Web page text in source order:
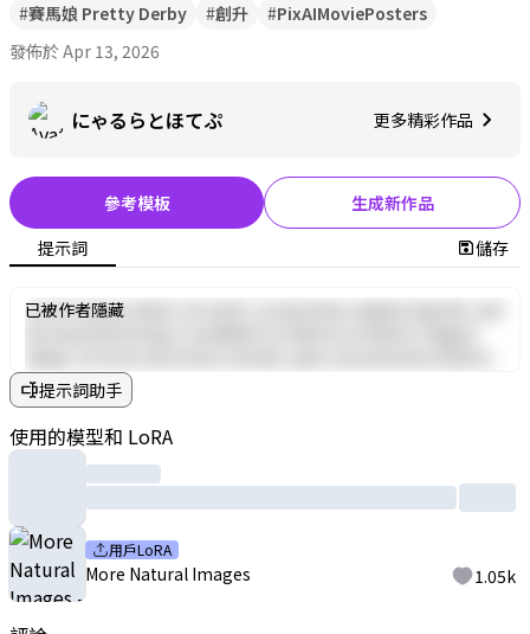
#賽馬娘 Pretty Derby #創升 #PixAIMoviePosters
發佈於 Apr 13, 2026
にゃるらとほてぷ 更多精彩作品
參考模板
生成新作品
提示詞
儲存
Lorem ipsum dolor sit amet, consectetur adipiscing elit, sed
ullamco laboris nisi ut aliquip ex ea commodo consequat. Duis
aute irure dolor in reprehenderit in voluptate velit esse cillum
dolore eu fugiat nulla pariatur. Excepteur sint occaecat
cupidatat non proident, sunt in culpa qui officia deserunt
已被作者隱藏
提示詞助手
使用的模型和 LoRA
用戶LoRA
More Natural Images 1.05k